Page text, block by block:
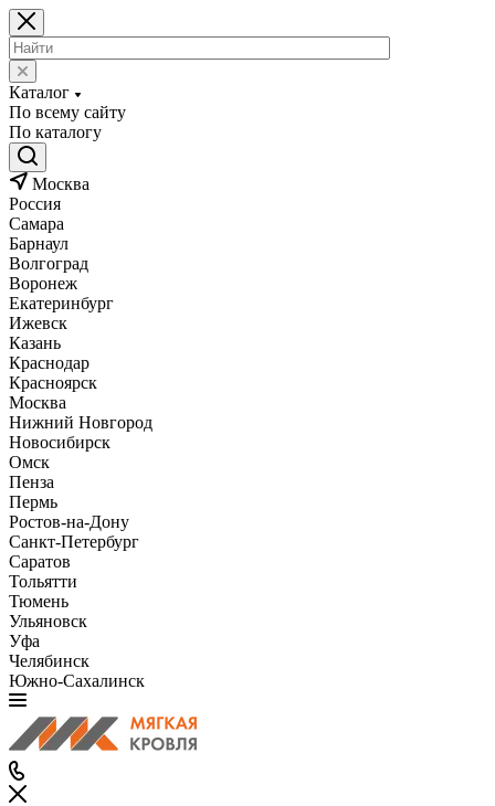
Каталог
По всему сайту
По каталогу
Москва
Россия
Самара
Барнаул
Волгоград
Воронеж
Екатеринбург
Ижевск
Казань
Краснодар
Красноярск
Москва
Нижний Новгород
Новосибирск
Омск
Пенза
Пермь
Ростов-на-Дону
Санкт-Петербург
Саратов
Тольятти
Тюмень
Ульяновск
Уфа
Челябинск
Южно-Сахалинск